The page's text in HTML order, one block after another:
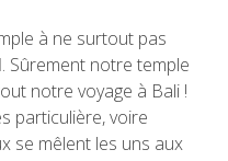
à ne surtout pas
. Sûrement notre temple
notre voyage à Bali !
particulière, voire
se mêlent les uns aux